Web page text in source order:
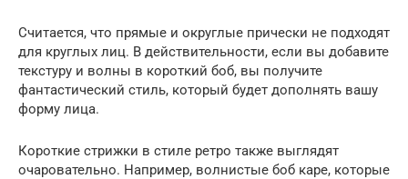
Считается, что прямые и округлые прически не подходят
для круглых лиц. В действительности, если вы добавите
текстуру и волны в короткий боб, вы получите
фантастический стиль, который будет дополнять вашу
форму лица.
Короткие стрижки в стиле ретро также выглядят
очаровательно. Например, волнистые боб каре, которые